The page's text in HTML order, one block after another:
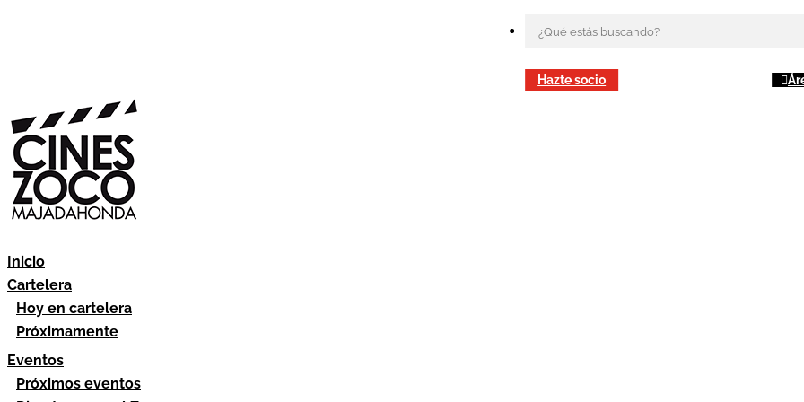
Hazte socio
Inicio
Cartelera
Hoy en cartelera
Próximamente
Eventos
Próximos eventos